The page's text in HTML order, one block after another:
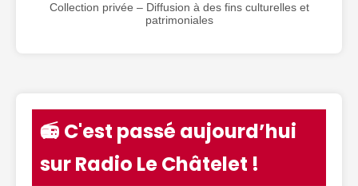
Collection privée – Diffusion à des fins culturelles et
patrimoniales
📻 C'est passé aujourd’hui
sur Radio Le Châtelet !